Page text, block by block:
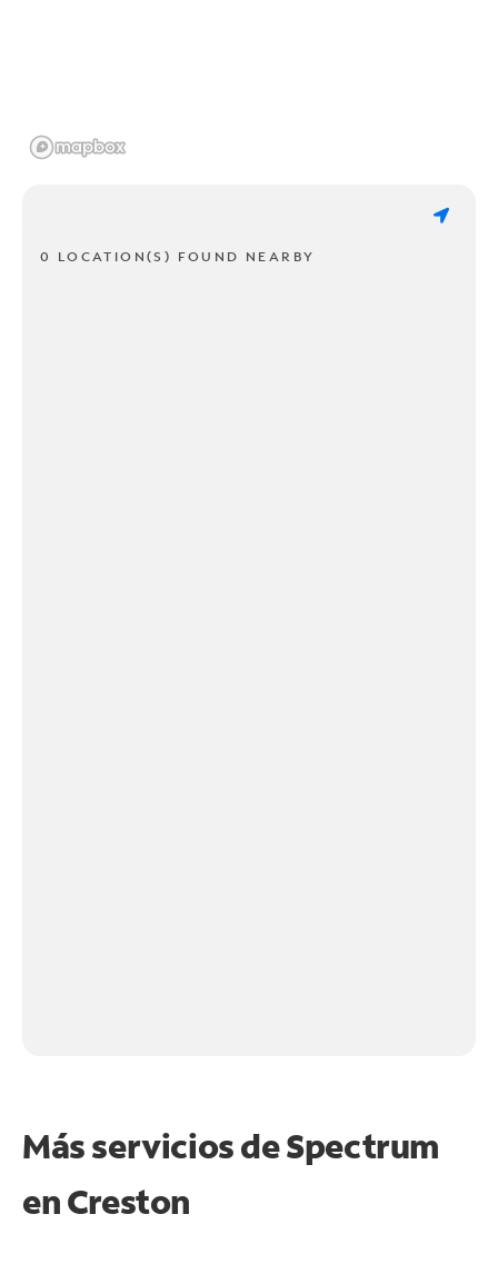
0 LOCATION(S) FOUND NEARBY
Más servicios de Spectrum
enCreston